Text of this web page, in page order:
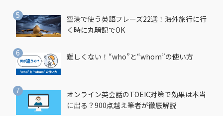
空港で使う英語フレーズ22選！海外旅行に行
く時に丸暗記でOK
難しくない！“who”と“whom”の使い方
オンライン英会話のTOEIC対策で効果は本当
に出る？900点越え筆者が徹底解説